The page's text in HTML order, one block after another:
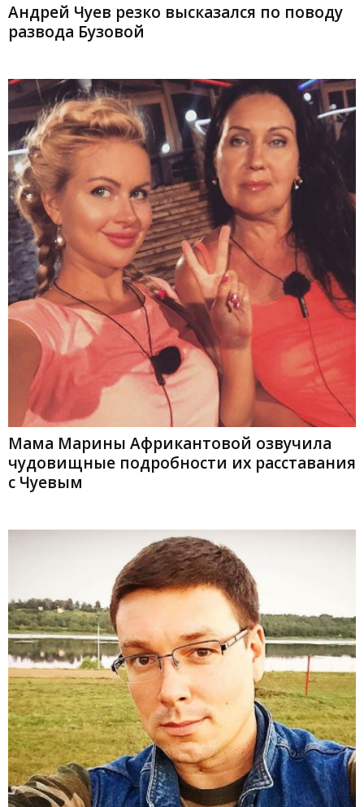
Андрей Чуев резко высказался по поводу
развода Бузовой
Мама Марины Африкантовой озвучила
чудовищные подробности их расставания
с Чуевым